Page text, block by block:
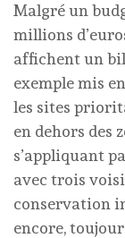
Malgré un
millions
affichent un
exemple mis
les sites
en dehors des
s’appliquant
avec trois
conservation
encore,